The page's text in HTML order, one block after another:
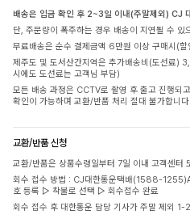
배송은 입금 확인 후 2~3일 이내(주말제외) CJ
단, 주문량이 폭주하는 경우 배송이 지연될 수 있
무료배송은 순수 결제금액 6만원 이상 구매시(
제주도 및 도서산간지역은 추가배송비(도선료)
시에도 도선료는 고객님 부담)
모든 배송 과정은 CCTV로 촬영 후 출고 진행되
확인이 가능하며 교환/반품 처리 절대 불가합니다.
교환/반품 신청
교환/반품은 상품수령일부터 7일 이내 고객센터
회수 접수 방법 : CJ대한통운택배(1588-
호 등록 ▷ 착불로 선택 ▷ 회수접수 완료
회수 접수 후 대한통운 담당 기사가 주말 제외 1-